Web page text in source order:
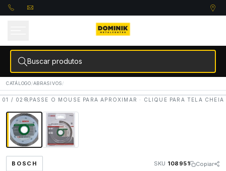
o
Buscar produtos
CATÁLOGO/ABRASIVOS/
01 / 02 PASSE O MOUSE PARA APROXIMAR · CLIQUE PARA TELA CHEIA
BOSCH SKU 108951 Copiar